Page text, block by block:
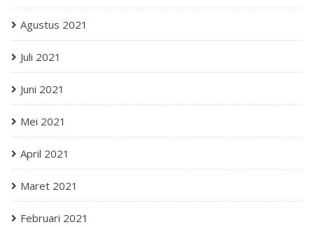
Agustus 2021
Juli 2021
Juni 2021
Mei 2021
April 2021
Maret 2021
Februari 2021